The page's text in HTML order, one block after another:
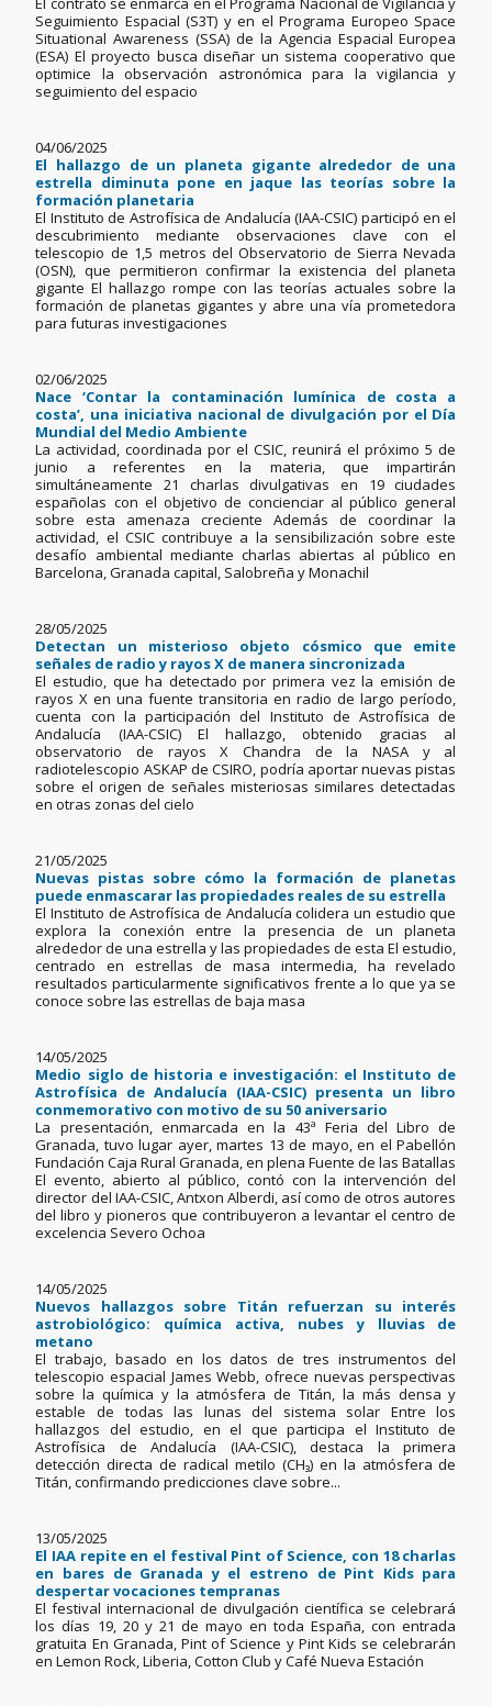
Seguimiento Espacial (S3T) y en el Programa Europeo Space
Situational Awareness (SSA) de la Agencia Espacial Europea
(ESA) El proyecto busca diseñar un sistema cooperativo que
optimice la observación astronómica para la vigilancia y
seguimiento del espacio
04/06/2025
El hallazgo de un planeta gigante alrededor de una
estrella diminuta pone en jaque las teorías sobre la
formación planetaria
El Instituto de Astrofísica de Andalucía (IAA-CSIC) participó en el
descubrimiento mediante observaciones clave con el
telescopio de 1,5 metros del Observatorio de Sierra Nevada
(OSN), que permitieron confirmar la existencia del planeta
gigante El hallazgo rompe con las teorías actuales sobre la
formación de planetas gigantes y abre una vía prometedora
para futuras investigaciones
02/06/2025
Nace ‘Contar la contaminación lumínica de costa a
costa’, una iniciativa nacional de divulgación por el Día
Mundial del Medio Ambiente
La actividad, coordinada por el CSIC, reunirá el próximo 5 de
junio a referentes en la materia, que impartirán
simultáneamente 21 charlas divulgativas en 19 ciudades
españolas con el objetivo de concienciar al público general
sobre esta amenaza creciente Además de coordinar la
actividad, el CSIC contribuye a la sensibilización sobre este
desafío ambiental mediante charlas abiertas al público en
Barcelona, Granada capital, Salobreña y Monachil
28/05/2025
Detectan un misterioso objeto cósmico que emite
señales de radio y rayos X de manera sincronizada
El estudio, que ha detectado por primera vez la emisión de
rayos X en una fuente transitoria en radio de largo período,
cuenta con la participación del Instituto de Astrofísica de
Andalucía (IAA-CSIC) El hallazgo, obtenido gracias al
observatorio de rayos X Chandra de la NASA y al
radiotelescopio ASKAP de CSIRO, podría aportar nuevas pistas
sobre el origen de señales misteriosas similares detectadas
en otras zonas del cielo
21/05/2025
Nuevas pistas sobre cómo la formación de planetas
puede enmascarar las propiedades reales de su estrella
El Instituto de Astrofísica de Andalucía colidera un estudio que
explora la conexión entre la presencia de un planeta
alrededor de una estrella y las propiedades de esta El estudio,
centrado en estrellas de masa intermedia, ha revelado
resultados particularmente significativos frente a lo que ya se
conoce sobre las estrellas de baja masa
14/05/2025
Medio siglo de historia e investigación: el Instituto de
Astrofísica de Andalucía (IAA-CSIC) presenta un libro
conmemorativo con motivo de su 50 aniversario
La presentación, enmarcada en la 43ª Feria del Libro de
Granada, tuvo lugar ayer, martes 13 de mayo, en el Pabellón
Fundación Caja Rural Granada, en plena Fuente de las Batallas
El evento, abierto al público, contó con la intervención del
director del IAA-CSIC, Antxon Alberdi, así como de otros autores
del libro y pioneros que contribuyeron a levantar el centro de
excelencia Severo Ochoa
14/05/2025
Nuevos hallazgos sobre Titán refuerzan su interés
astrobiológico: química activa, nubes y lluvias de
metano
El trabajo, basado en los datos de tres instrumentos del
telescopio espacial James Webb, ofrece nuevas perspectivas
sobre la química y la atmósfera de Titán, la más densa y
estable de todas las lunas del sistema solar Entre los
hallazgos del estudio, en el que participa el Instituto de
Astrofísica de Andalucía (IAA-CSIC), destaca la primera
detección directa de radical metilo (CH₃) en la atmósfera de
Titán, confirmando predicciones clave sobre...
13/05/2025
El IAA repite en el festival Pint of Science, con 18 charlas
en bares de Granada y el estreno de Pint Kids para
despertar vocaciones tempranas
El festival internacional de divulgación científica se celebrará
los días 19, 20 y 21 de mayo en toda España, con entrada
gratuita En Granada, Pint of Science y Pint Kids se celebrarán
en Lemon Rock, Liberia, Cotton Club y Café Nueva Estación